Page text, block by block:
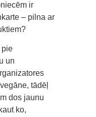
ir
– pilna ar
pie
un
tādēļ
dos jaunu
ko,